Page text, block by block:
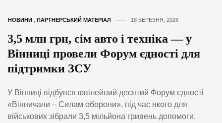
НОВИНИ ПАРТНЕРСЬКИЙ МАТЕРІАЛ 18 БЕРЕЗНЯ, 2026
3,5 млн грн, сім авто і техніка — у
Вінниці провели Форум єдності для
підтримки ЗСУ
У Вінниці відбувся ювілейний десятий Форум єдності
«Вінничани – Силам оборони», під час якого для
військових зібрали 3,5 мільйона гривень допомоги.